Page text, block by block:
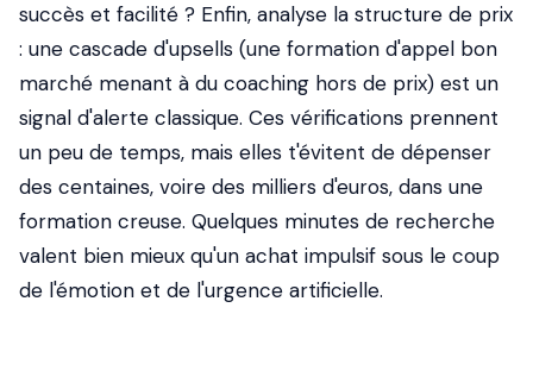
succès et facilité ? Enfin, analyse la structure de prix
: une cascade d'upsells (une formation d'appel bon
marché menant à du coaching hors de prix) est un
signal d'alerte classique. Ces vérifications prennent
un peu de temps, mais elles t'évitent de dépenser
des centaines, voire des milliers d'euros, dans une
formation creuse. Quelques minutes de recherche
valent bien mieux qu'un achat impulsif sous le coup
de l'émotion et de l'urgence artificielle.